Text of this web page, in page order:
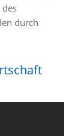
durch